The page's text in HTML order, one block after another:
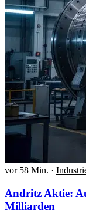
vor 58 Min. ·
Andritz Aktie:
Milliarden